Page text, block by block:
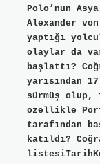
Polo’nun
Alexander von
yaptığı
olaylar da
başlattı?
yarısından
sürmüş
özellikle
tarafından
katıldı?